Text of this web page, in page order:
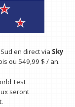
en direct via Sky
ou 549,99 $ / an.
Test
seront